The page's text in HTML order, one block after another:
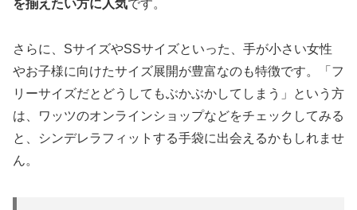
を揃えたい方に人気です。
さらに、SサイズやSSサイズといった、手が小さい女性
やお子様に向けたサイズ展開が豊富なのも特徴です。「フ
リーサイズだとどうしてもぶかぶかしてしまう」という方
は、ワッツのオンラインショップなどをチェックしてみる
と、シンデレラフィットする手袋に出会えるかもしれませ
ん。